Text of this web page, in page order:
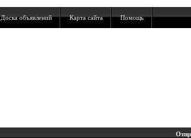
Доска объявлений Карта сайта Помощь